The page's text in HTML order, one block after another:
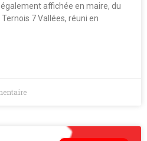
affichée en maire, du
7 Vallées, réuni en